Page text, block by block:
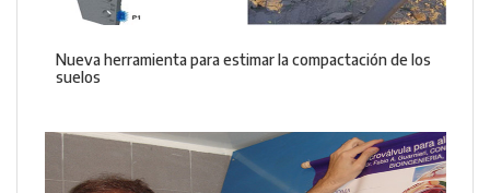
Nueva herramienta para estimar la compactación de los
suelos